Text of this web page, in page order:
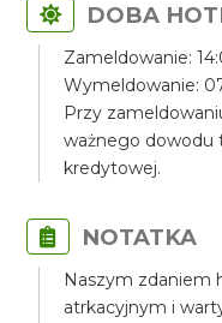
DOBA
Zameldowanie:
Wymeldowanie:
Przy
ważnego dowodu
kredytowej.
NOTATKA
Naszym zdaniem
atrkacyjnym i